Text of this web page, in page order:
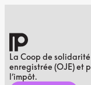
La Coop de
enregistrée (OJE) et
l’impôt.